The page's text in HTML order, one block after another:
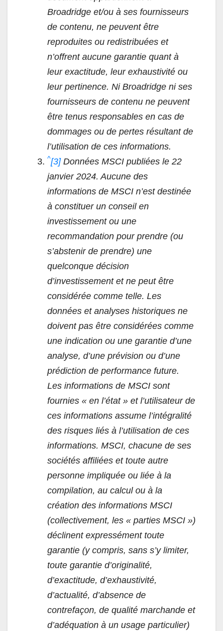
Broadridge et/ou à ses fournisseurs
de contenu, ne peuvent être
reproduites ou redistribuées et
n’offrent aucune garantie quant à
leur exactitude, leur exhaustivité ou
leur pertinence. Ni Broadridge ni ses
fournisseurs de contenu ne peuvent
être tenus responsables en cas de
dommages ou de pertes résultant de
l’utilisation de ces informations.
^[3]Données MSCI publiées le 22
janvier 2024. Aucune des
informations de MSCI n’est destinée
à constituer un conseil en
investissement ou une
recommandation pour prendre (ou
s’abstenir de prendre) une
quelconque décision
d’investissement et ne peut être
considérée comme telle. Les
données et analyses historiques ne
doivent pas être considérées comme
une indication ou une garantie d’une
analyse, d’une prévision ou d’une
prédiction de performance future.
Les informations de MSCI sont
fournies « en l’état » et l’utilisateur de
ces informations assume l’intégralité
des risques liés à l’utilisation de ces
informations. MSCI, chacune de ses
sociétés affiliées et toute autre
personne impliquée ou liée à la
compilation, au calcul ou à la
création des informations MSCI
(collectivement, les « parties MSCI »)
déclinent expressément toute
garantie (y compris, sans s’y limiter,
toute garantie d’originalité,
d’exactitude, d’exhaustivité,
d’actualité, d’absence de
contrefaçon, de qualité marchande et
d’adéquation à un usage particulier)